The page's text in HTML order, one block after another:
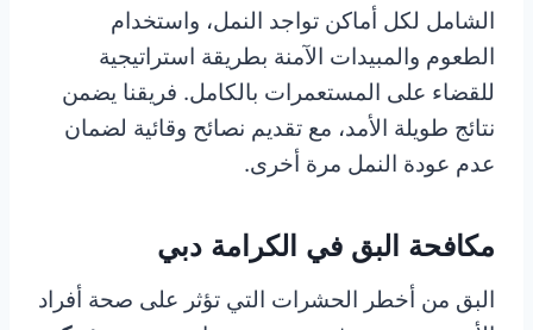
الشامل لكل أماكن تواجد النمل، واستخدام
الطعوم والمبيدات الآمنة بطريقة استراتيجية
للقضاء على المستعمرات بالكامل. فريقنا يضمن
نتائج طويلة الأمد، مع تقديم نصائح وقائية لضمان
عدم عودة النمل مرة أخرى.
مكافحة البق في الكرامة دبي
البق من أخطر الحشرات التي تؤثر على صحة أفراد